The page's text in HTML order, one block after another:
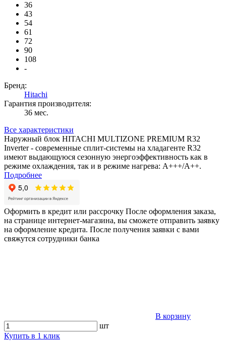
36
43
54
61
72
90
108
-
Бренд:
Hitachi
Гарантия производителя:
36 мес.
Все характеристики
Наружный блок HITACHI MULTIZONE PREMIUM R32
Inverter - современные сплит-системы на хладагенте R32
имеют выдающуюся сезонную энергоэффективность как в
режиме охлаждения, так и в режиме нагрева: А+++/A++.
Подробнее
Оформить в кредит или рассрочку После оформления заказа,
на странице интернет-магазина, вы сможете отправить заявку
на оформление кредита. После получения заявки с вами
свяжутся сотрудники банка
В корзину
шт
Купить в 1 клик